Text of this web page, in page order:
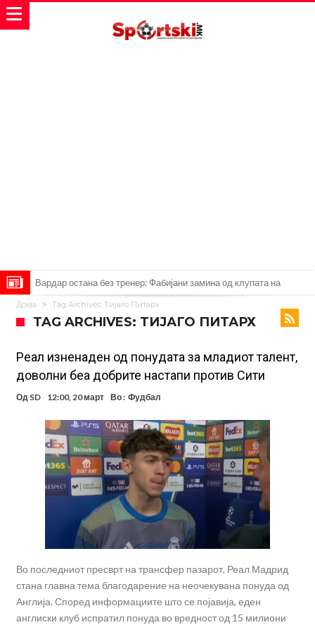
Вардар остана без тренер: Фабијани замина од клупата на
„црвено-црните“
Мурињо: Несреќникот ни дојде неподготвен во Мадрид
Тетоважата на Габриел стана предмет на потсмев: Навивачите го
вметнаа Де Брујне и направија хит (Фото)
Бизарна тепачка која го запали интернетот: Познатиот тешкаш го
прифати најлудиот предизвик на кариерата – сам против
шестмина (Видео)
Меси, Нејмар и Суарез повторно заедно?!
Маркус Рашфорд повторно со Манчестер Јунајтед. Не е
заинтересиран за трансфер во Турција и Саудиска Арабија
Дарвин Нуњез на прагот на трансфер во Трабзонспор
Тикет на денот (понеделник, 10.08.2026)
Феран Торес се поблиску до трансфер во ПСЖ
Даниел Малдини повторно го смени клубот во Серија “А”
Дома Tag Archives: Тиjаго Питарх
TAG ARCHIVES: ТИJАГО ПИТАРХ
Реал изненаден од понудата за младиот талент,
доволни беа добрите настапи против Сити
Од SD 12:00, 20 март Во : Фудбал
Во последниот пресврт на трансфер пазарот, Реал Мадрид
стана главна тема благодарение на неочекувана понуда од
Англија. Според информациите што се појавија, еден
англиски клуб испратил понуда во вредност од 15 милиони